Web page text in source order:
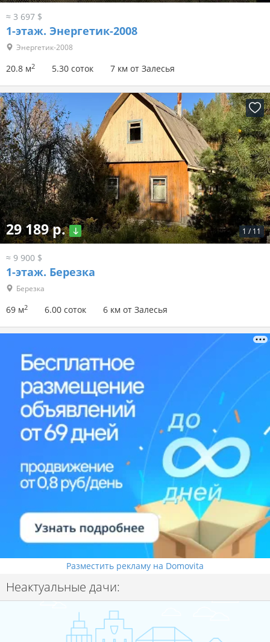
≈ 3 697 $
1-этаж. Энергетик-2008
Энергетик-2008
20.8 м2 5.30 соток 7 км от Залесья
1 / 11
29 189 р.
≈ 9 900 $
1-этаж. Березка
Березка
69 м2 6.00 соток 6 км от Залесья
Разместить рекламу на Domovita
Неактуальные дачи: